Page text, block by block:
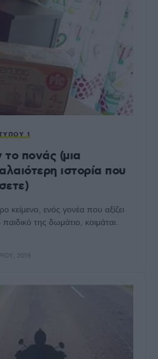
1
πονάς (μια
ιστορία που
κείμενο, ενός γονέα που αξίζει
της δωμάτιο, κοιμάται.
2019